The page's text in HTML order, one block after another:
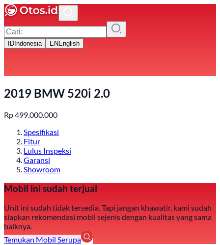
ID Indonesia EN English
2019 BMW 520i 2.0
Rp499.000.000
Spesifikasi
Fitur
Lulus Inspeksi
Garansi
Showroom
Mobil ini sudah terjual
Unit ini sudah tidak tersedia. Tapi jangan khawatir, kami sudah
siapkan rekomendasi mobil sejenis dengan kualitas yang sama
baiknya.
Temukan Mobil Serupa